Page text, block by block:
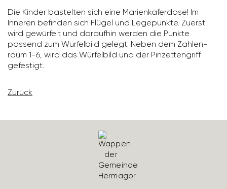
Die Kinder bastelten sich eine Mari­en­kä­fer­dose! Im
Inneren befinden sich Flügel und Lege­punkte. Zuerst
wird gewür­felt und daraufhin werden die Punkte
passend zum Würfel­bild gelegt. Neben dem Zahlen­
raum 1-6, wird das Würfel­bild und der Pinzet­ten­griff
gefes­tigt.
Zurück